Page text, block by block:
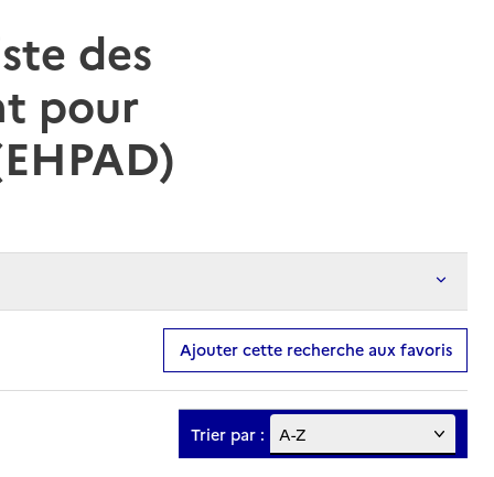
des
pour
Ajouter cette recherche aux favoris
Trier par :